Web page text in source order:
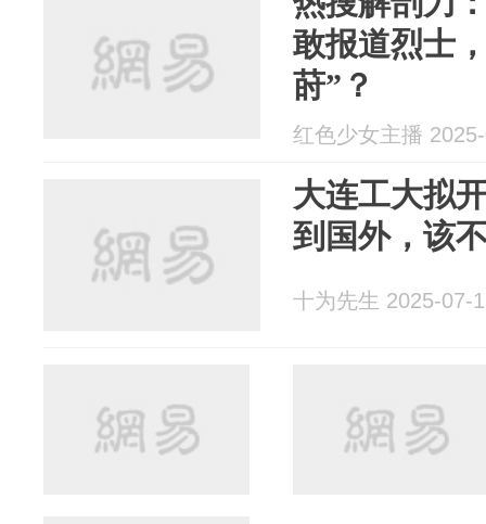
敢报道烈士
莳”？
红色少女主播
大连工大拟
到国外，该
十为先生 2025-07-